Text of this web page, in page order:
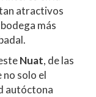
atractivos
más
Nuat, de las
no solo el
autóctona